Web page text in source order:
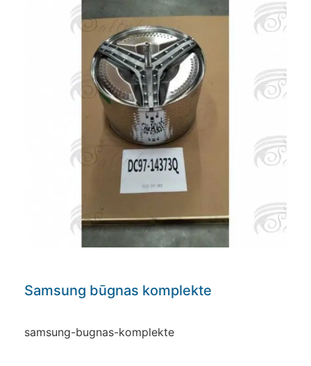
Samsung būgnas komplekte
samsung-bugnas-komplekte